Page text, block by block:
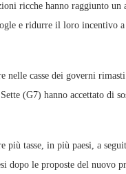
ricche hanno raggiunto un
e ridurre il loro incentivo
casse dei governi
(G7) hanno accettato di
più tasse, in più paesi, a
dopo le proposte del nuovo